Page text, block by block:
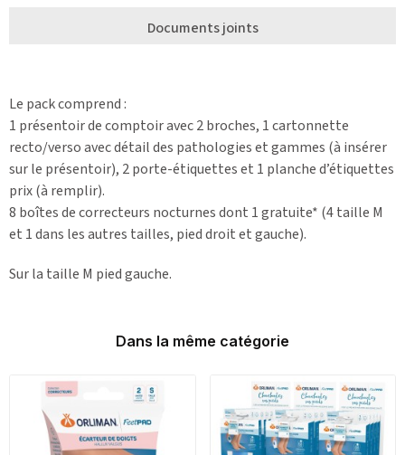
Documents joints
Le pack comprend :
1 présentoir de comptoir avec 2 broches, 1 cartonnette
recto/verso avec détail des pathologies et gammes (à insérer
sur le présentoir), 2 porte-étiquettes et 1 planche d’étiquettes
prix (à remplir).
8 boîtes de correcteurs nocturnes dont 1 gratuite* (4 taille M
et 1 dans les autres tailles, pied droit et gauche).
Sur la taille M pied gauche.
Dans la même catégorie